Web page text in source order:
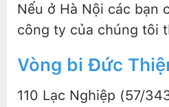
Nếu ở Hà Nội các bạn
công ty của chúng tôi
Vòng bi Đức
110 Lạc Nghiệp (57/